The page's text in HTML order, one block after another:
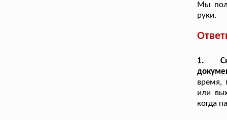
Мы
руки.
1.
время,
или
когда